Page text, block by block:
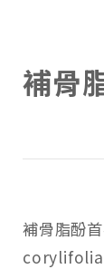
補骨
補骨脂酚
corylifolia